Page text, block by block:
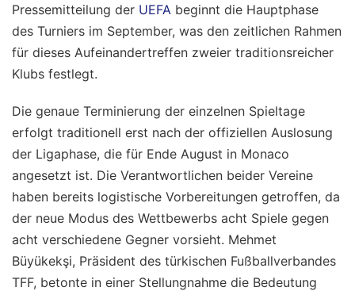
Pressemitteilung der UEFA beginnt die Hauptphase
des Turniers im September, was den zeitlichen Rahmen
für dieses Aufeinandertreffen zweier traditionsreicher
Klubs festlegt.
Die genaue Terminierung der einzelnen Spieltage
erfolgt traditionell erst nach der offiziellen Auslosung
der Ligaphase, die für Ende August in Monaco
angesetzt ist. Die Verantwortlichen beider Vereine
haben bereits logistische Vorbereitungen getroffen, da
der neue Modus des Wettbewerbs acht Spiele gegen
acht verschiedene Gegner vorsieht. Mehmet
Büyükekşi, Präsident des türkischen Fußballverbandes
TFF, betonte in einer Stellungnahme die Bedeutung